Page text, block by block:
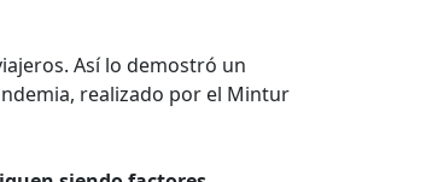
Así lo demostró un
realizado por el Mintur